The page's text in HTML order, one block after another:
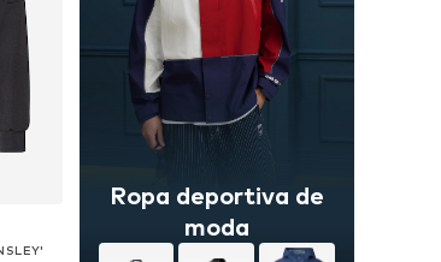
Ropa deportiva de
moda